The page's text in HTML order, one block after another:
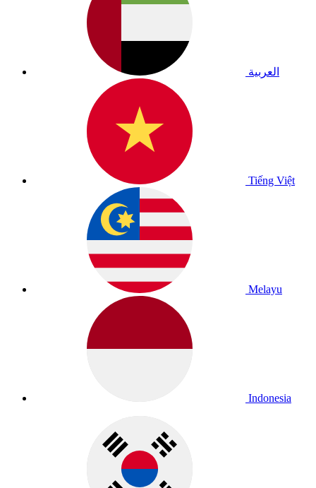
العربية
Tiếng Việt
Melayu
Indonesia